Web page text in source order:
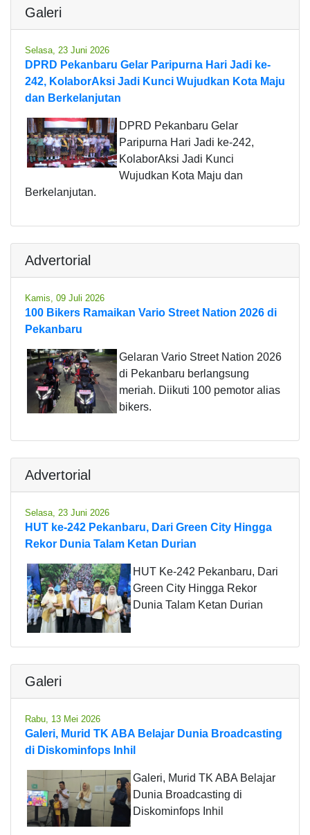
Galeri
Selasa, 23 Juni 2026
DPRD Pekanbaru Gelar Paripurna Hari Jadi ke-
242, KolaborAksi Jadi Kunci Wujudkan Kota Maju
dan Berkelanjutan
DPRD Pekanbaru Gelar
Paripurna Hari Jadi ke-242,
KolaborAksi Jadi Kunci
Wujudkan Kota Maju dan
Berkelanjutan.
Advertorial
Kamis, 09 Juli 2026
100 Bikers Ramaikan Vario Street Nation 2026 di
Pekanbaru
Gelaran Vario Street Nation 2026
di Pekanbaru berlangsung
meriah. Diikuti 100 pemotor alias
bikers.
Advertorial
Selasa, 23 Juni 2026
HUT ke-242 Pekanbaru, Dari Green City Hingga
Rekor Dunia Talam Ketan Durian
HUT Ke-242 Pekanbaru, Dari
Green City Hingga Rekor
Dunia Talam Ketan Durian
Galeri
Rabu, 13 Mei 2026
Galeri, Murid TK ABA Belajar Dunia Broadcasting
di Diskominfops Inhil
Galeri, Murid TK ABA Belajar
Dunia Broadcasting di
Diskominfops Inhil